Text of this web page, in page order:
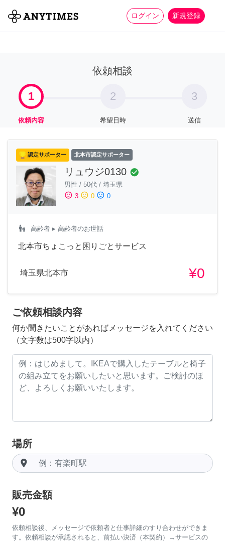
ログイン 新規登録
全て 家事 more_horiz
依頼相談
1
依頼内容
2
希望日時
3
送信
認定サポーター 北本市認定サポーター
リュウジ0130 check_circle
男性 / 50代 / 埼玉県
sentiment_satisfied 3 sentiment_neutral 0 sentiment_dissatisfied 0
escalator_warning 高齢者 ▸ 高齢者のお世話
北本市ちょこっと困りごとサービス
埼玉県北本市 ¥0
ご依頼相談内容
何か聞きたいことがあればメッセージを入れてください
（文字数は500字以内）
場所
room
販売金額
¥0
依頼相談後、メッセージで依頼者と仕事詳細のすり合わせができま
す。依頼相談が承認されると、前払い決済（本契約）→サービスの